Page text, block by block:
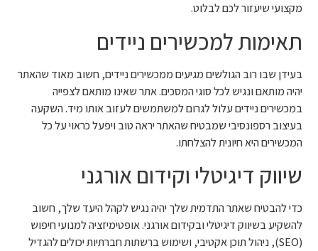
מקצועי שיעזור לכם לבלוט.
תאימות למכשירים ניידים
בעידן שבו רוב הגולשים מגיעים ממכשירים ניידים, חשוב מאוד שהאתר
יהיה מותאם ונגיש לכל סוגי המסכים. אתר שאינו מותאם לצפייה
במכשירים ניידים עלול לגרום למשתמשים לעזוב אותו מיד. השקעה
בעיצוב רספונסיבי שמבטיח שהאתר יראה טוב ויפעל כראוי על כל
המכשירים היא חיונית להצלחתו.
שיווק דיגיטלי וקידום אורגני
כדי להבטיח שאתר התדמית שלך יהיה נגיש לקהל היעד שלך, חשוב
להשקיע בשיווק דיגיטלי ובקידום אורגני. אופטימיזציה למנועי חיפוש
(SEO), ניהול תוכן אקטיבי, ושימוש ברשתות חברתיות יכולים להגדיל